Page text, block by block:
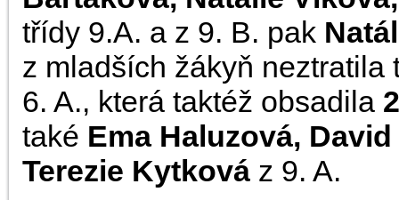
třídy 9.A. a z 9. B. pak
z mladších žákyň neztratila
6. A., která taktéž obsadila
také Ema Haluzová,
Terezie Kytková z 9. A.